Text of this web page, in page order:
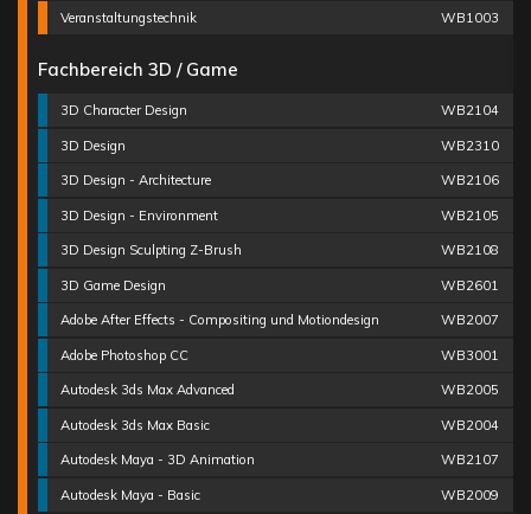
Veranstaltungstechnik WB1003
Fachbereich 3D / Game
3D Character Design WB2104
3D Design WB2310
3D Design - Architecture WB2106
3D Design - Environment WB2105
3D Design Sculpting Z-Brush WB2108
3D Game Design WB2601
Adobe After Effects - Compositing und Motiondesign WB2007
Adobe Photoshop CC WB3001
Autodesk 3ds Max Advanced WB2005
Autodesk 3ds Max Basic WB2004
Autodesk Maya - 3D Animation WB2107
Autodesk Maya - Basic WB2009